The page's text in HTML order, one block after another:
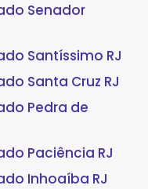
Senador
Santíssimo RJ
Santa Cruz RJ
Pedra de
Paciência RJ
Inhoaíba RJ